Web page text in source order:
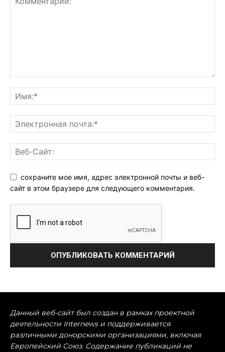
сохраните мое имя, адрес электронной почты и веб-
сайт в этом браузере для следующего комментария.
Данный веб-сайт был создан в рамках проектной
деятельности Internews и поддерживается
различными донорскими организациями, включая
Европейский Союз. Содержание публикаций не